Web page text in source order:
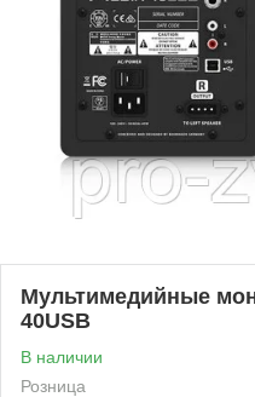
Мультимедийные
40USB
В наличии
Розница